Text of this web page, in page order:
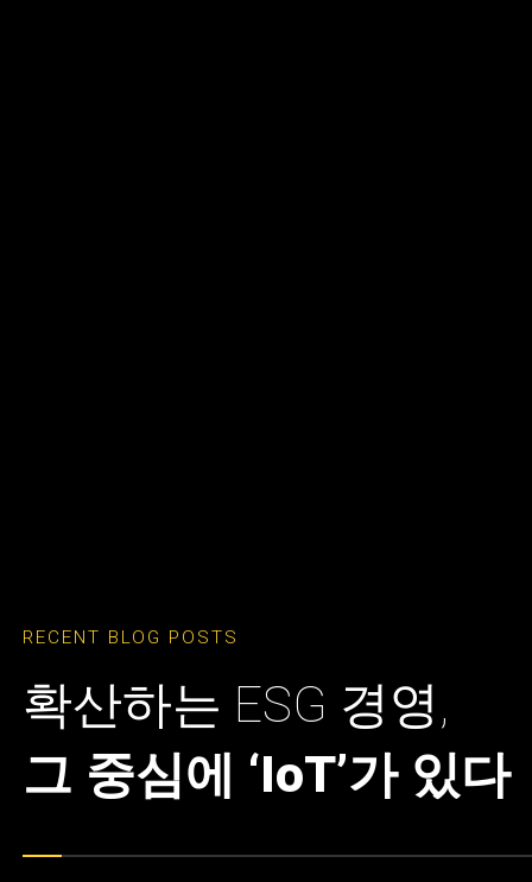
RECENT BLOG POSTS
확산하는 ESG 경영,
그 중심에 ‘IoT’가 있다